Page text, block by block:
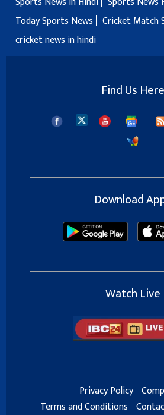
Today Sports News
Cricket Match
cricket news in hindi
Find Us Here
Download
Watch Live
Privacy Policy
Terms and Conditions